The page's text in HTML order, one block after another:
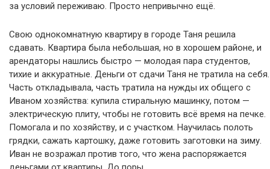
за условий переживаю. Просто непривычно ещё.
Свою однокомнатную квартиру в городе Таня решила
сдавать. Квартира была небольшая, но в хорошем районе, и
арендаторы нашлись быстро — молодая пара студентов,
тихие и аккуратные. Деньги от сдачи Таня не тратила на себя.
Часть откладывала, часть тратила на нужды их общего с
Иваном хозяйства: купила стиральную машинку, потом —
электрическую плиту, чтобы не готовить всё время на печке.
Помогала и по хозяйству, и с участком. Научилась полоть
грядки, сажать картошку, даже готовить заготовки на зиму.
Иван не возражал против того, что жена распоряжается